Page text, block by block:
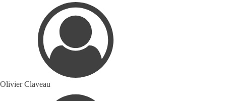
Olivier Claveau